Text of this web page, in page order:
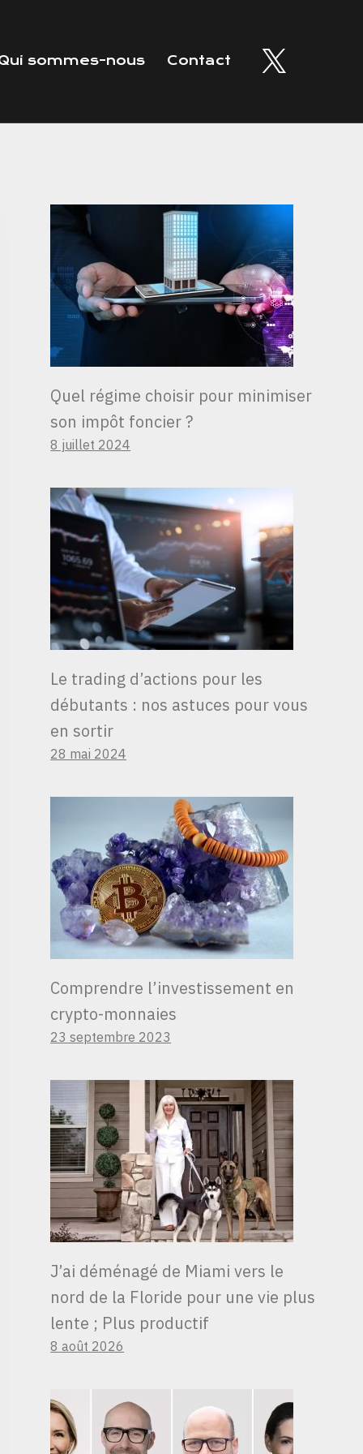
sommes-nous Contact
Quel régime choisir pour minimiser
son impôt foncier ?
8 juillet 2024
Le trading d’actions pour les
débutants : nos astuces pour vous
en sortir
28 mai 2024
Comprendre l’investissement en
crypto-monnaies
23 septembre 2023
J’ai déménagé de Miami vers le
nord de la Floride pour une vie plus
lente ; Plus productif
8 août 2026